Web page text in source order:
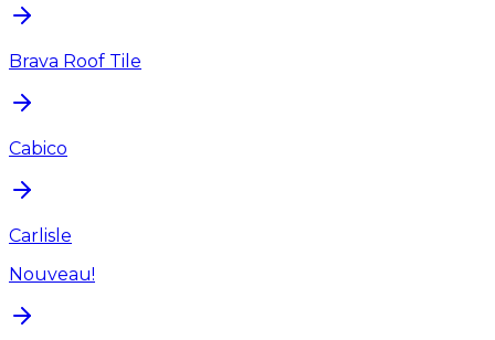
Brava Roof Tile
Cabico
Carlisle
Nouveau!